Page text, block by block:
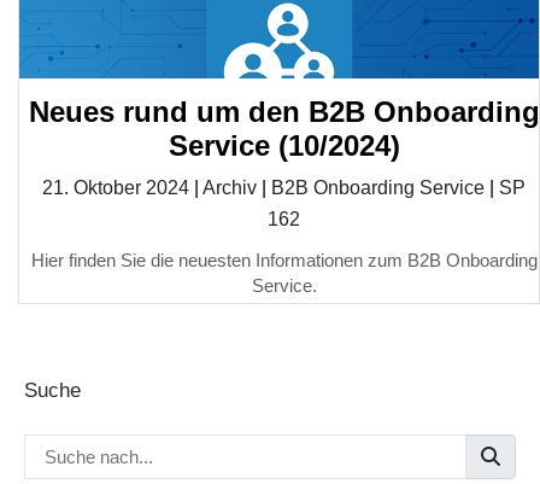
Neues rund um den B2B Onboarding
Service (10/2024)
21. Oktober 2024 Archiv B2B Onboarding Service
SP
162
Hier finden Sie die neuesten Informationen zum B2B Onboarding
Service.
Suche